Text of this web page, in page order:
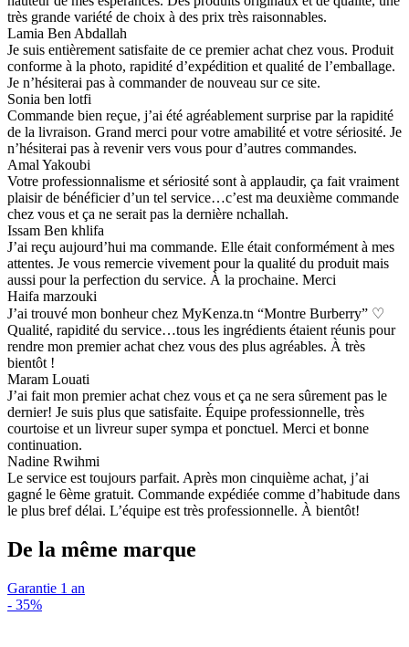
très grande variété de choix à des prix très raisonnables.
Lamia Ben Abdallah
Je suis entièrement satisfaite de ce premier achat chez vous. Produit
conforme à la photo, rapidité d’expédition et qualité de l’emballage.
Je n’hésiterai pas à commander de nouveau sur ce site.
Sonia ben lotfi
Commande bien reçue, j’ai été agréablement surprise par la rapidité
de la livraison. Grand merci pour votre amabilité et votre sériosité. Je
n’hésiterai pas à revenir vers vous pour d’autres commandes.
Amal Yakoubi
Votre professionnalisme et sériosité sont à applaudir, ça fait vraiment
plaisir de bénéficier d’un tel service…c’est ma deuxième commande
chez vous et ça ne serait pas la dernière nchallah.
Issam Ben khlifa
J’ai reçu aujourd’hui ma commande. Elle était conformément à mes
attentes. Je vous remercie vivement pour la qualité du produit mais
aussi pour la perfection du service. À la prochaine. Merci
Haifa marzouki
J’ai trouvé mon bonheur chez MyKenza.tn “Montre Burberry” ♡
Qualité, rapidité du service…tous les ingrédients étaient réunis pour
rendre mon premier achat chez vous des plus agréables. À très
bientôt !
Maram Louati
J’ai fait mon premier achat chez vous et ça ne sera sûrement pas le
dernier! Je suis plus que satisfaite. Équipe professionnelle, très
courtoise et un livreur super sympa et ponctuel. Merci et bonne
continuation.
Nadine Rwihmi
Le service est toujours parfait. Après mon cinquième achat, j’ai
gagné le 6ème gratuit. Commande expédiée comme d’habitude dans
le plus bref délai. L’équipe est très professionnelle. À bientôt!
De la même marque
Garantie 1 an
- 35%